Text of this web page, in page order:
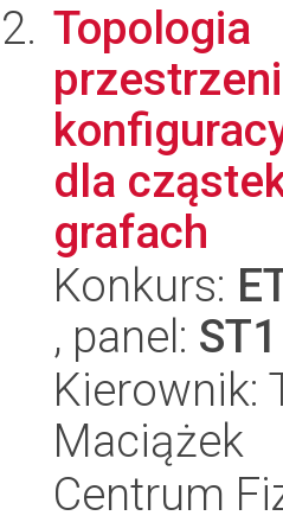
Topologia
przestrzeni
dla
grafach
Konkurs:
, panel: ST1
Kierownik:
Maciążek
Centrum